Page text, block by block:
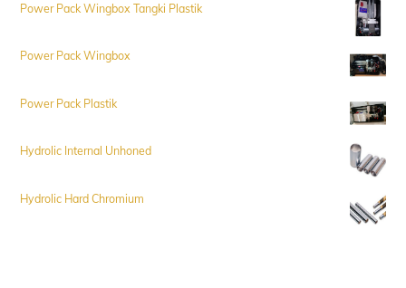
Power Pack Wingbox Tangki Plastik
Power Pack Wingbox
Power Pack Plastik
Hydrolic Internal Unhoned
Hydrolic Hard Chromium